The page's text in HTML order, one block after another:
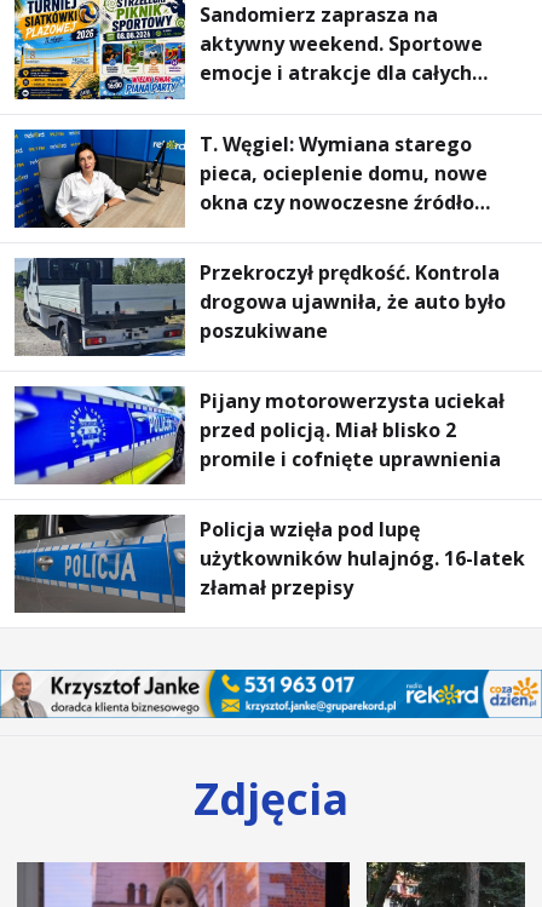
Sandomierz zaprasza na
aktywny weekend. Sportowe
emocje i atrakcje dla całych
T. Węgiel: Wymiana starego
pieca, ocieplenie domu, nowe
okna czy nowoczesne źródło
rachunki za energię, lepszy
komfort życia i... czystsze
powietrze
Przekroczył prędkość. Kontrola
drogowa ujawniła, że auto było
poszukiwane
Pijany motorowerzysta uciekał
przed policją. Miał blisko 2
promile i cofnięte uprawnienia
Policja wzięła pod lupę
użytkowników hulajnóg. 16-latek
złamał przepisy
Zdjęcia